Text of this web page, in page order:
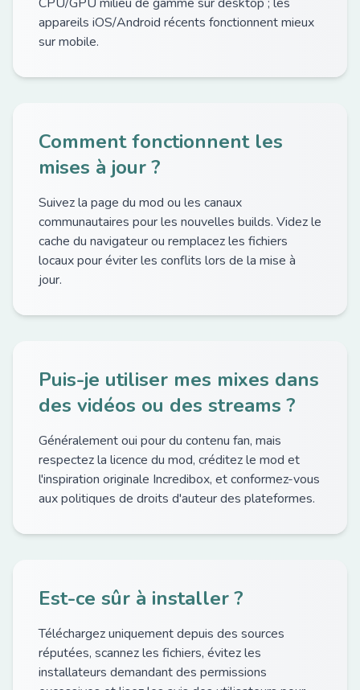
appareils iOS/Android récents fonctionnent mieux
sur mobile.
Comment fonctionnent les
mises à jour ?
Suivez la page du mod ou les canaux
communautaires pour les nouvelles builds. Videz le
cache du navigateur ou remplacez les fichiers
locaux pour éviter les conflits lors de la mise à
jour.
Puis-je utiliser mes mixes dans
des vidéos ou des streams ?
Généralement oui pour du contenu fan, mais
respectez la licence du mod, créditez le mod et
l'inspiration originale Incredibox, et conformez-vous
aux politiques de droits d'auteur des plateformes.
Est-ce sûr à installer ?
Téléchargez uniquement depuis des sources
réputées, scannez les fichiers, évitez les
installateurs demandant des permissions